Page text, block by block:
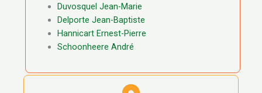
Duvosquel Jean-Marie
Delporte Jean-Baptiste
Hannicart Ernest-Pierre
Schoonheere André